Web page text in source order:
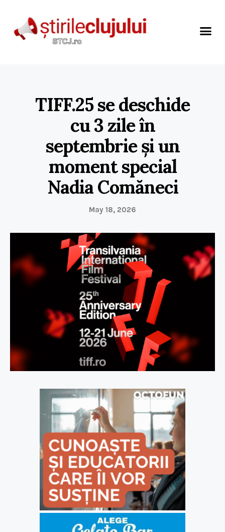
TIFF.25 se deschide
cu 3 zile în
septembrie și un
moment special
Nadia Comăneci
May 18, 2026